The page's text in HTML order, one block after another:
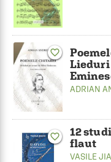
favorite_border
Lieduri
ADRIAN
favorite_border
12
flaut
VASILE